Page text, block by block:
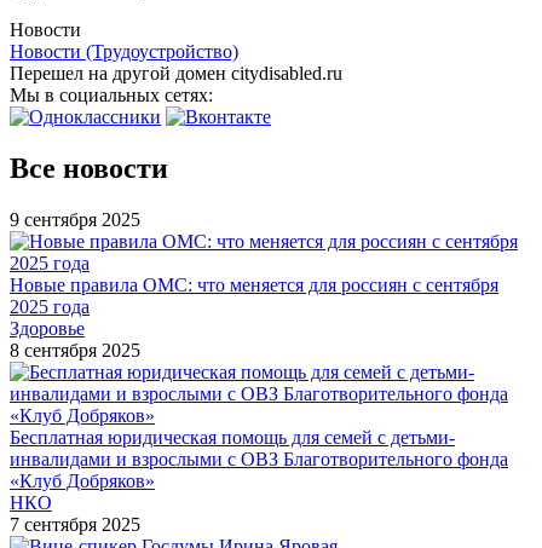
Новости
Новости (Трудоустройство)
Перешел на другой домен citydisabled.ru
Мы в социальных сетях:
Все новости
9 сентября 2025
Новые правила ОМС: что меняется для россиян с сентября
2025 года
Здоровье
8 сентября 2025
Бесплатная юридическая помощь для семей с детьми-
инвалидами и взрослыми с ОВЗ Благотворительного фонда
«Клуб Добряков»
НКО
7 сентября 2025